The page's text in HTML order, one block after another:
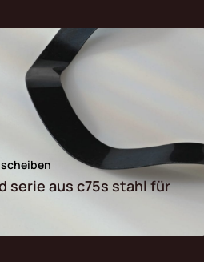
serie aus c75s stahl für